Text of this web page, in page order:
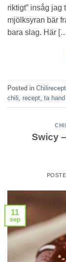
riktigt” insåg jag
mjölksyran bär
bara slag. Här
Posted in Chilirecept
chili, recept, ta
Swicy
11
sep